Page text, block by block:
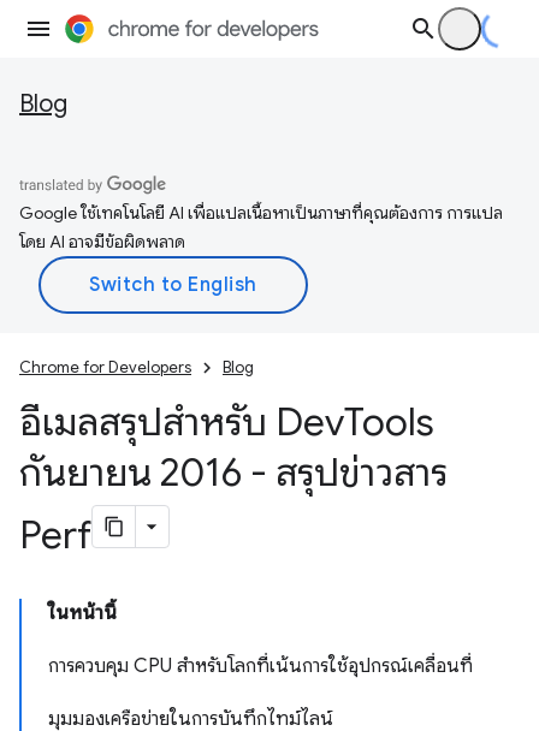
Blog
Google ใช้เทคโนโลยี AI เพื่อแปลเนื้อหาเป็นภาษาที่คุณต้องการ การแปล
โดย AI อาจมีข้อผิดพลาด
Chrome for Developers Blog
อีเมลสรุปสำหรับ DevTools
กันยายน 2016 - สรุปข่าวสาร
Perf
ในหน้านี้
การควบคุม CPU สําหรับโลกที่เน้นการใช้อุปกรณ์เคลื่อนที่
มุมมองเครือข่ายในการบันทึกไทม์ไลน์